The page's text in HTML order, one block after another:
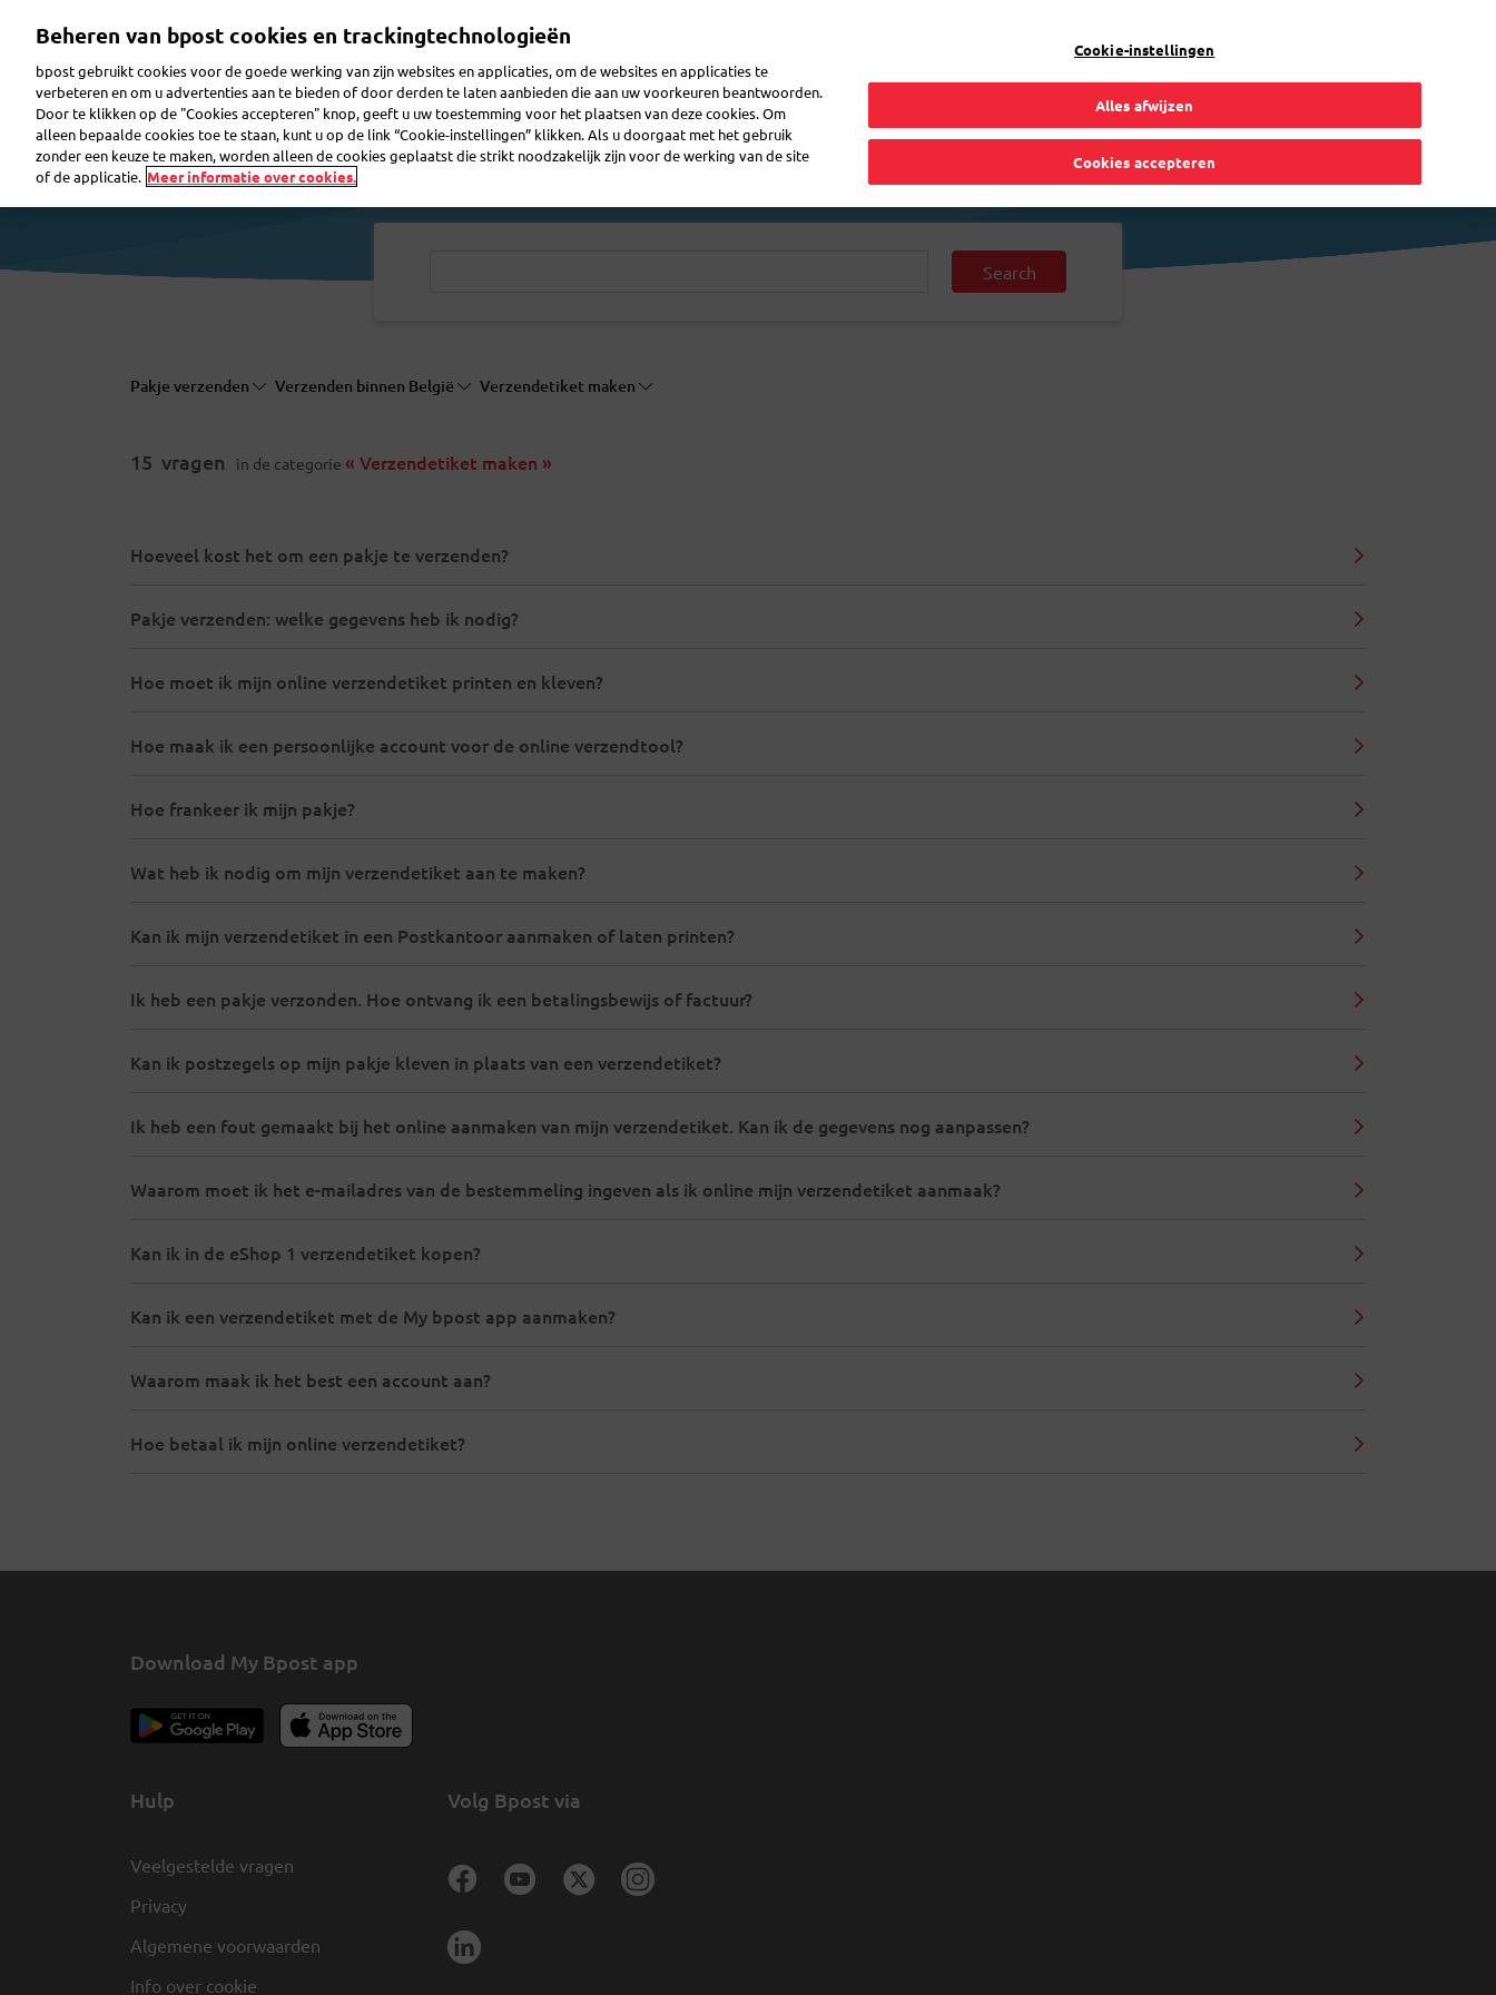
inhoud
Particulier
Pakje verzenden Pakje ontvangen Brief verzenden Post doorsturen Veelgestelde vragen eShop
Search
Pakje verzenden Verzenden binnen België Verzendetiket maken
15 vragen in de categorie « Verzendetiket maken »
Hoeveel kost het om een pakje te verzenden?
Pakje verzenden: welke gegevens heb ik nodig?
Hoe moet ik mijn online verzendetiket printen en kleven?
Hoe maak ik een persoonlijke account voor de online verzendtool?
Hoe frankeer ik mijn pakje?
Wat heb ik nodig om mijn verzendetiket aan te maken?
Kan ik mijn verzendetiket in een Postkantoor aanmaken of laten printen?
Ik heb een pakje verzonden. Hoe ontvang ik een betalingsbewijs of factuur?
Kan ik postzegels op mijn pakje kleven in plaats van een verzendetiket?
Ik heb een fout gemaakt bij het online aanmaken van mijn verzendetiket. Kan ik de gegevens nog aanpassen?
Waarom moet ik het e-mailadres van de bestemmeling ingeven als ik online mijn verzendetiket aanmaak?
Kan ik in de eShop 1 verzendetiket kopen?
Kan ik een verzendetiket met de My bpost app aanmaken?
Waarom maak ik het best een account aan?
Hoe betaal ik mijn online verzendetiket?
Download My Bpost app
Hulp
Veelgestelde vragen
Privacy
Algemene voorwaarden
Info over cookie
Volg Bpost via
Beheren van bpost cookies en trackingtechnologieën
bpost gebruikt cookies voor de goede werking van zijn websites en applicaties, om de websites en applicaties te
verbeteren en om u advertenties aan te bieden of door derden te laten aanbieden die aan uw voorkeuren beantwoorden.
Door te klikken op de "Cookies accepteren" knop, geeft u uw toestemming voor het plaatsen van deze cookies. Om
alleen bepaalde cookies toe te staan, kunt u op de link “Cookie-instellingen” klikken. Als u doorgaat met het gebruik
zonder een keuze te maken, worden alleen de cookies geplaatst die strikt noodzakelijk zijn voor de werking van de site
of de applicatie. Meer informatie over cookies.
Cookie-instellingen
Alles afwijzen
Cookies accepteren